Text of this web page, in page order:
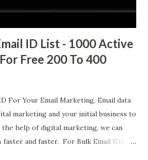
ID List - 1000 Active
Free 200 To 400
For Your Email Marketing. Email data
marketing and your initial business to
help of digital marketing, we can
and faster. For Bulk Email IDs .